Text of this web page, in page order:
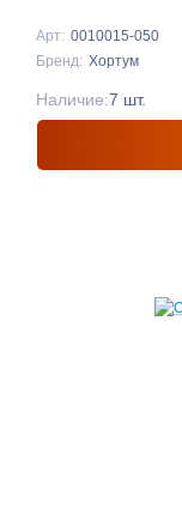
Арт: 0010015-050
Бренд: Хортум
Наличие:7 шт.